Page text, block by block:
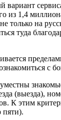
из 1,4
только на
туда
с
(выезда),
К этим
пяти).